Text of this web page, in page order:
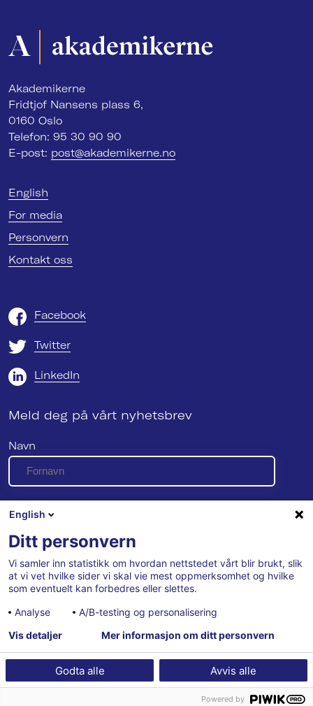
Akademikerne
Fridtjof Nansens plass 6,
0160 Oslo
Telefon: 95 30 90 90
E-post: post@akademikerne.no
English
For media
Personvern
Kontakt oss
Facebook
Twitter
LinkedIn
Meld deg på vårt nyhetsbrev
Navn
E-post
Se vår personvernerklæring her
English
Ditt personvern
Vi samler inn statistikk om hvordan nettstedet vårt blir brukt, slik
at vi vet hvilke sider vi skal vie mest oppmerksomhet og hvilke
som eventuelt kan forbedres eller slettes.
Analyse
A/B-testing og personalisering
Godta alle Avvis alle
Vis detaljer Mer informasjon om ditt personvern
Powered by